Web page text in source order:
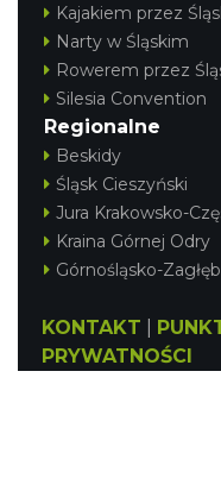
Kajakiem przez
Narty w Śląskim
Rowerem przez
Silesia Convention
Regionalne
Beskidy
Śląsk Cieszyński
Jura Krakowsko-
Kraina Górnej Odry
Górnośląsko-
KONTAKT
PRYWATNOŚCI